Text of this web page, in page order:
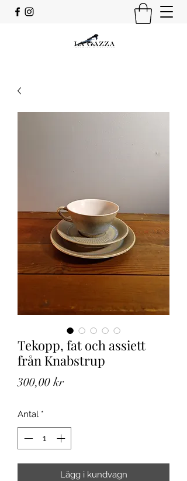
Tekopp, fat och assiett
från Knabstrup
300,00 krPris
Antal *
Lägg i kundvagn